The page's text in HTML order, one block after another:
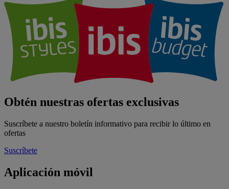
Obtén nuestras ofertas exclusivas
Suscríbete a nuestro boletín informativo para recibir lo último en
ofertas
Suscríbete
Aplicación móvil